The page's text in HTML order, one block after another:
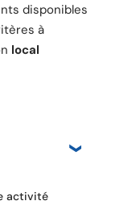
disponibles
à
local
activité